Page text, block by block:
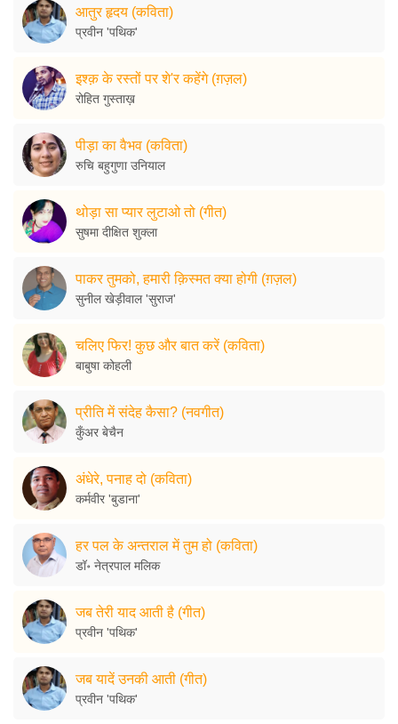
आतुर हृदय (कविता)
प्रवीन 'पथिक'
इश्क़ के रस्तों पर शे'र कहेंगे (ग़ज़ल)
रोहित गुस्ताख़
पीड़ा का वैभव (कविता)
रुचि बहुगुणा उनियाल
थोड़ा सा प्यार लुटाओ तो (गीत)
सुषमा दीक्षित शुक्ला
पाकर तुमको, हमारी क़िस्मत क्या होगी (ग़ज़ल)
सुनील खेड़ीवाल 'सुराज'
चलिए फिर! कुछ और बात करें (कविता)
बाबुषा कोहली
प्रीति में संदेह कैसा? (नवगीत)
कुँअर बेचैन
अंधेरे, पनाह दो (कविता)
कर्मवीर 'बुडाना'
हर पल के अन्तराल में तुम हो (कविता)
डॉ॰ नेत्रपाल मलिक
जब तेरी याद आती है (गीत)
प्रवीन 'पथिक'
जब यादें उनकी आती (गीत)
प्रवीन 'पथिक'